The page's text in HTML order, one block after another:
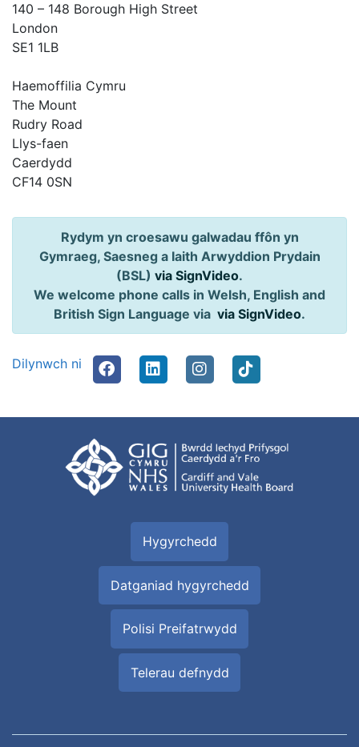
140 – 148 Borough High Street
London
SE1 1LB
Haemoffilia Cymru
The Mount
Rudry Road
Llys-faen
Caerdydd
CF14 0SN
Rydym yn croesawu galwadau ffôn yn
Gymraeg, Saesneg a Iaith Arwyddion Prydain
(BSL) via SignVideo.
We welcome phone calls in Welsh, English and
British Sign Language via via SignVideo.
Dilynwch ni
Hygyrchedd
Datganiad hygyrchedd
Polisi Preifatrwydd
Telerau defnydd